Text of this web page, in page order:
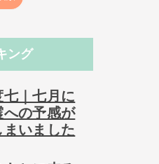
ング
｜七月に
の予感が
まいました